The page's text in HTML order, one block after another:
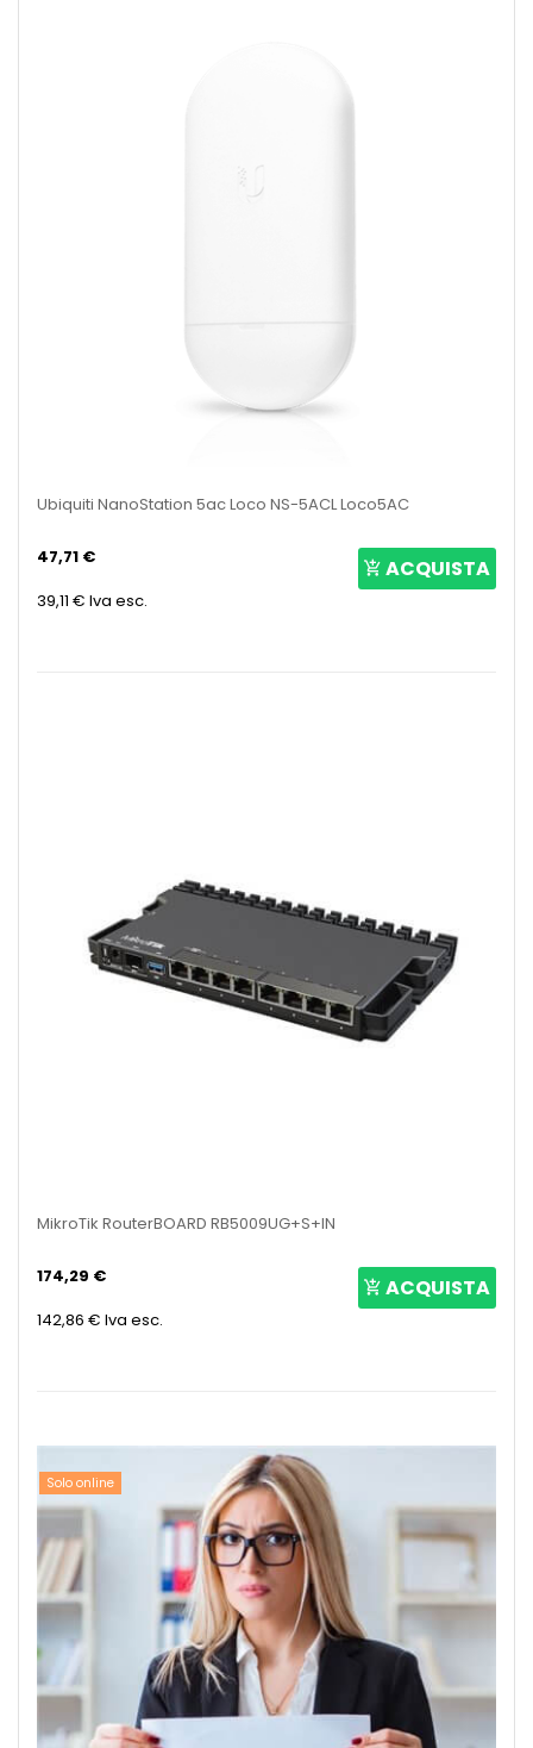
Ubiquiti NanoStation 5ac Loco NS-5ACL Loco5AC
47,71 €
39,11 € Iva esc.
ACQUISTA
MikroTik RouterBOARD RB5009UG+S+IN
174,29 €
142,86 € Iva esc.
ACQUISTA
Solo online